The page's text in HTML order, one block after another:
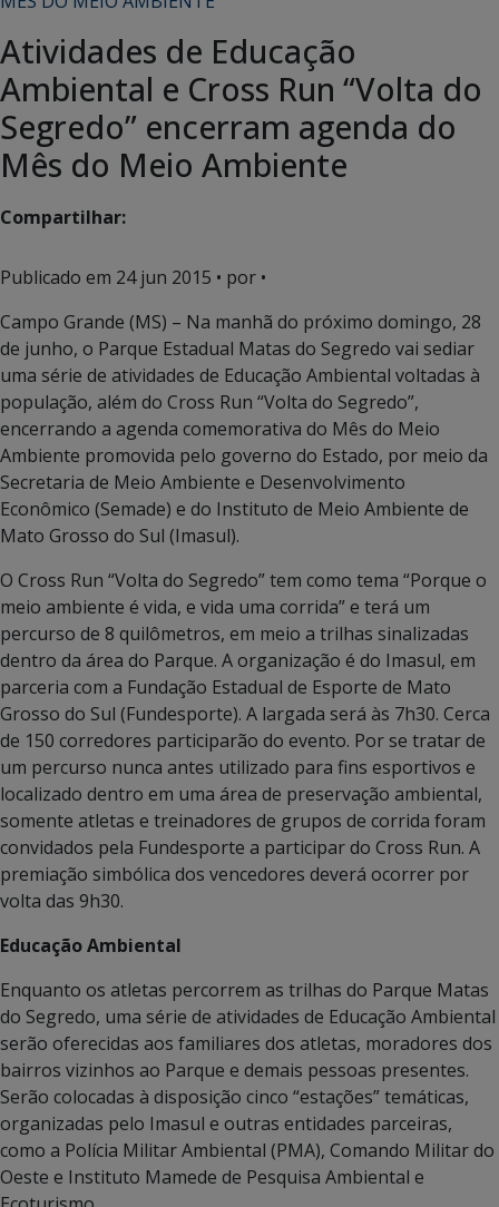
Atividades de Educação
Ambiental e Cross Run “Volta do
Segredo” encerram agenda do
Mês do Meio Ambiente
Compartilhar:
Publicado em 24 jun 2015 • por •
Campo Grande (MS) – Na manhã do próximo domingo, 28
de junho, o Parque Estadual Matas do Segredo vai sediar
uma série de atividades de Educação Ambiental voltadas à
população, além do Cross Run “Volta do Segredo”,
encerrando a agenda comemorativa do Mês do Meio
Ambiente promovida pelo governo do Estado, por meio da
Secretaria de Meio Ambiente e Desenvolvimento
Econômico (Semade) e do Instituto de Meio Ambiente de
Mato Grosso do Sul (Imasul).
O Cross Run “Volta do Segredo” tem como tema “Porque o
meio ambiente é vida, e vida uma corrida” e terá um
percurso de 8 quilômetros, em meio a trilhas sinalizadas
dentro da área do Parque. A organização é do Imasul, em
parceria com a Fundação Estadual de Esporte de Mato
Grosso do Sul (Fundesporte). A largada será às 7h30. Cerca
de 150 corredores participarão do evento. Por se tratar de
um percurso nunca antes utilizado para fins esportivos e
localizado dentro em uma área de preservação ambiental,
somente atletas e treinadores de grupos de corrida foram
convidados pela Fundesporte a participar do Cross Run. A
premiação simbólica dos vencedores deverá ocorrer por
volta das 9h30.
Educação Ambiental
Enquanto os atletas percorrem as trilhas do Parque Matas
do Segredo, uma série de atividades de Educação Ambiental
serão oferecidas aos familiares dos atletas, moradores dos
bairros vizinhos ao Parque e demais pessoas presentes.
Serão colocadas à disposição cinco “estações” temáticas,
organizadas pelo Imasul e outras entidades parceiras,
como a Polícia Militar Ambiental (PMA), Comando Militar do
Oeste e Instituto Mamede de Pesquisa Ambiental e